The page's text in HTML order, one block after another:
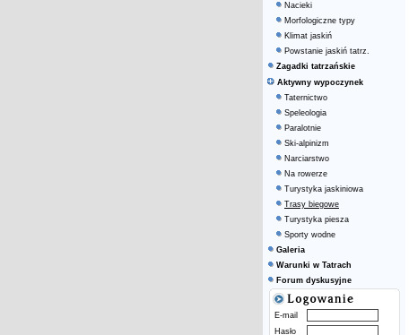
Nacieki
Morfologiczne typy
Klimat jaskiń
Powstanie jaskiń tatrz.
Zagadki tatrzańskie
Aktywny wypoczynek
Taternictwo
Speleologia
Paralotnie
Ski-alpinizm
Narciarstwo
Na rowerze
Turystyka jaskiniowa
Trasy biegowe
Turystyka piesza
Sporty wodne
Galeria
Warunki w Tatrach
Forum dyskusyjne
E-mail
Hasło